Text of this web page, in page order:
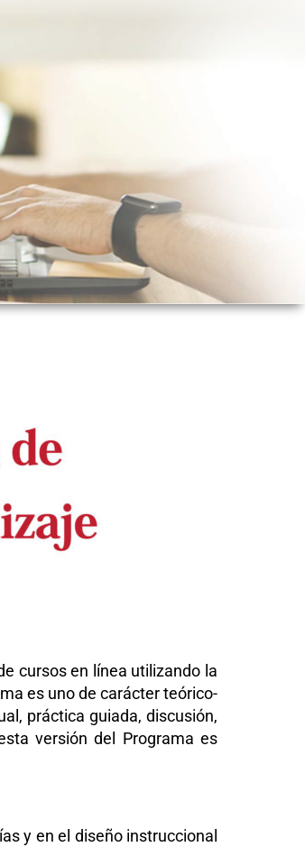
cursos en línea utilizando la
es uno de carácter teórico-
práctica guiada, discusión,
versión del Programa es
y en el diseño instruccional